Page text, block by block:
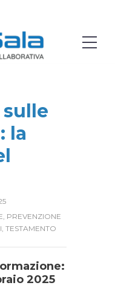
la
, PREVENZIONE
, TESTAMENTO
2025